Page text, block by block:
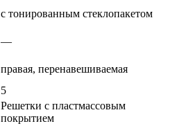
с тонированным стеклопакетом
—
правая, перенавешиваемая
5
Решетки с пластмассовым
покрытием